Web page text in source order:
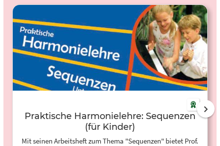
Praktische Harmonielehre: Sequenzen
(für Kinder)
Mit seinen Arbeitsheft zum Thema "Sequenzen" bietet Prof.